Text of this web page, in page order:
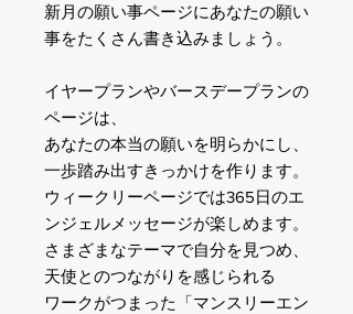
新月の願い事ページにあなたの願い
事をたくさん書き込みましょう。
イヤープランやバースデープランの
ページは、
あなたの本当の願いを明らかにし、
一歩踏み出すきっかけを作ります。
ウィークリーページでは365日のエ
ンジェルメッセージが楽しめます。
さまざまなテーマで自分を見つめ、
天使とのつながりを感じられる
ワークがつまった「マンスリーエン